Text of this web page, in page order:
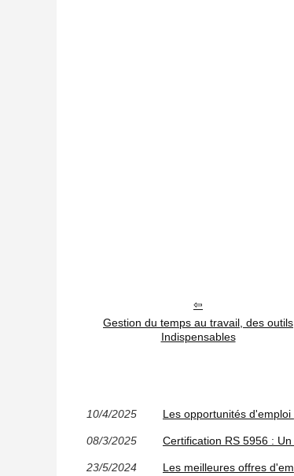
Gestion du temps au travail, des outils
Indispensables
10/4/2025 Les opportunités
08/3/2025 Certification RS 5956 :
23/5/2024 Les meilleures offres